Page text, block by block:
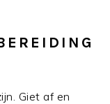
Giet af en